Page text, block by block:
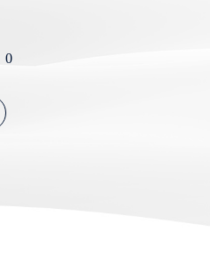
0